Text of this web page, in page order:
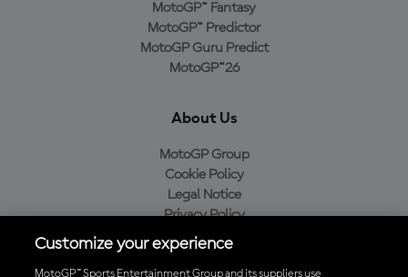
MotoGP™ Fantasy
MotoGP™ Predictor
MotoGP Guru Predict
MotoGP™26
About Us
MotoGP Group
Cookie Policy
Legal Notice
Privacy Policy
Purchase Policy
Customize your experience
MotoGP™ Sports Entertainment Group and its suppliers use